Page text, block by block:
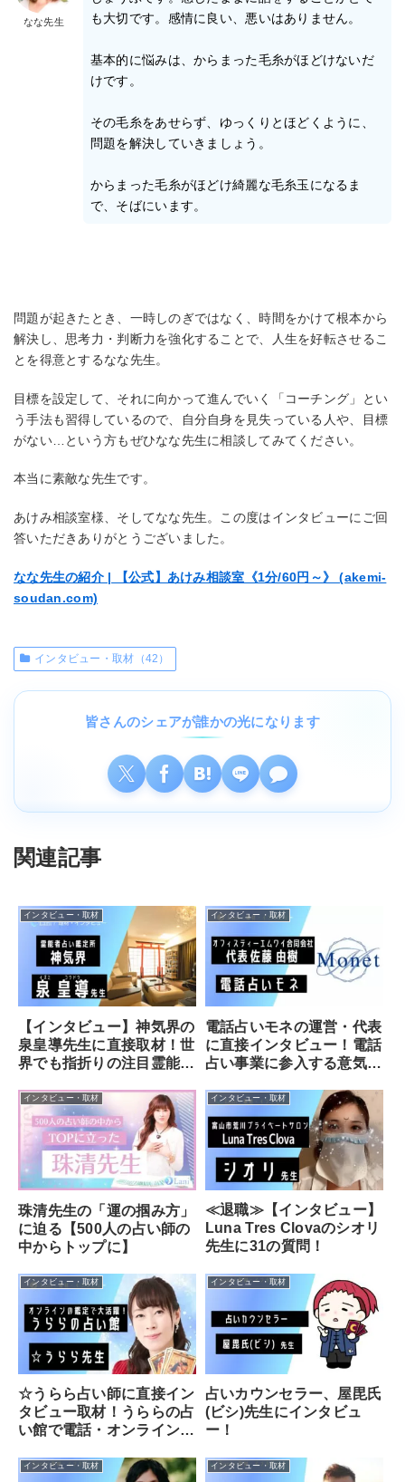
なな先生
も大切です。感情に良い、悪いはありません。
基本的に悩みは、からまった毛糸がほどけないだ
けです。
その毛糸をあせらず、ゆっくりとほどくように、
問題を解決していきましょう。
からまった毛糸がほどけ綺麗な毛糸玉になるま
で、そばにいます。
問題が起きたとき、一時しのぎではなく、時間をかけて根本から
解決し、思考力・判断力を強化することで、人生を好転させるこ
とを得意とするなな先生。
目標を設定して、それに向かって進んでいく「コーチング」とい
う手法も習得しているので、自分自身を見失っている人や、目標
がない…という方もぜひなな先生に相談してみてください。
本当に素敵な先生です。
あけみ相談室様、そしてなな先生。この度はインタビューにご回
答いただきありがとうございました。
なな先生の紹介 | 【公式】あけみ相談室《1分/60円～》 (akemi-
soudan.com)
インタビュー・取材（42）
皆さんのシェアが誰かの光になります
関連記事
インタビュー・取材
【インタビュー】神気界の
泉皇導先生に直接取材！世
界でも指折りの注目霊能者
インタビュー・取材
電話占いモネの運営・代表
に直接インタビュー！電話
占い事業に参入する意気込
インタビュー・取材
珠清先生の「運の掴み方」
に迫る【500人の占い師の
中からトップに】
インタビュー・取材
≪退職≫【インタビュー】
Luna Tres Clovaのシオリ
先生に31の質問！
インタビュー・取材
☆うらら占い師に直接イン
タビュー取材！うららの占
い館で電話・オンライン鑑
インタビュー・取材
占いカウンセラー、屋毘氏
(ビシ)先生にインタビュ
ー！
インタビュー・取材 インタビュー・取材